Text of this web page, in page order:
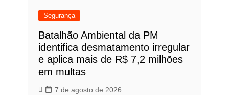
Segurança
Batalhão Ambiental da PM
identifica desmatamento irregular
e aplica mais de R$ 7,2 milhões
em multas
7 de agosto de 2026